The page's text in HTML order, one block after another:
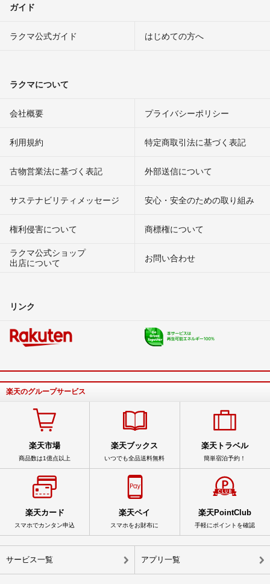
ガイド
ラクマ公式ガイド はじめての方へ
ラクマについて
会社概要 プライバシーポリシー
利用規約 特定商取引法に基づく表記
古物営業法に基づく表記 外部送信について
サステナビリティメッセージ 安心・安全のための取り組み
権利侵害について
商標権について
ラクマ公式ショップ
出店について
お問い合わせ
リンク
楽天のグループサービス
楽天市場
商品数は1億点以上
楽天ブックス
いつでも全品送料無料
楽天トラベル
簡単宿泊予約！
楽天カード
スマホでカンタン申込
楽天ペイ
スマホをお財布に
楽天PointClub
手軽にポイントを確認
サービス一覧 アプリ一覧